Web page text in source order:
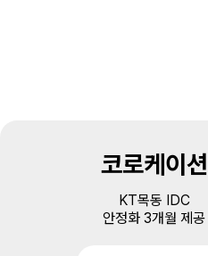
코로케이션
KT목동 IDC
안정화 3개월 제공